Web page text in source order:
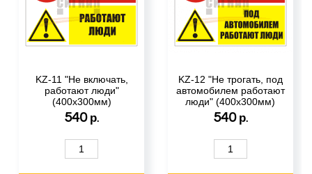
KZ-11 "Не включать,
работают люди"
(400х300мм)
540 р.
KZ-12 "Не трогать, под
автомобилем работают
люди" (400х300мм)
540 р.